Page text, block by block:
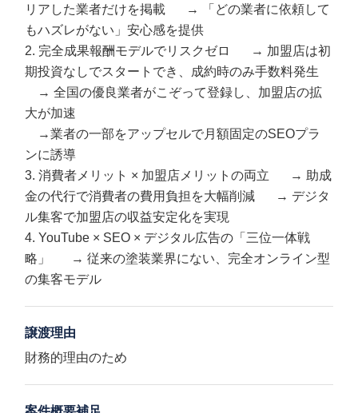
リアした業者だけを掲載 → 「どの業者に依頼して
もハズレがない」安心感を提供
2. 完全成果報酬モデルでリスクゼロ → 加盟店は初
期投資なしでスタートでき、成約時のみ手数料発生
→ 全国の優良業者がこぞって登録し、加盟店の拡
大が加速
→業者の一部をアップセルで月額固定のSEOプラ
ンに誘導
3. 消費者メリット × 加盟店メリットの両立 → 助成
金の代行で消費者の費用負担を大幅削減 → デジタ
ル集客で加盟店の収益安定化を実現
4. YouTube × SEO × デジタル広告の「三位一体戦
略」 → 従来の塗装業界にない、完全オンライン型
の集客モデル
譲渡理由
財務的理由のため